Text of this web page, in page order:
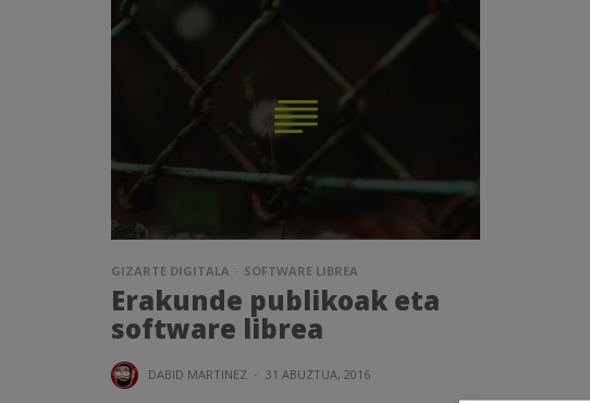
GIZARTE DIGITALA SOFTWARE LIBREA
Erakunde publikoak eta
software librea
DABID MARTINEZ · 31 ABUZTUA, 2016